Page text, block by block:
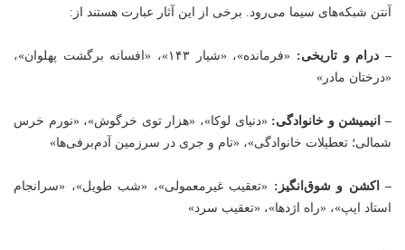
آنتن شبکه‌های سیما می‌رود. برخی از این آثار عبارت هستند از:
– درام و تاریخی:
«فرمانده»، «شیار ۱۴۳»، «افسانه برگشت پهلوان»،
«درختان مادر»
– انیمیشن و خانوادگی: «دنیای لوکا»، «هزار توی خرگوش»، «نورم خرس
شمالی؛ تعطیلات خانوادگی»، «تام و جری در سرزمین آدم‌برفی‌ها»
– اکشن و شوق‌انگیز: «تعقیب غیرمعمولی»، «شب طویل»، «سرانجام
استاد ایپ»، «راه اژدها»، «تعقیب سرد»